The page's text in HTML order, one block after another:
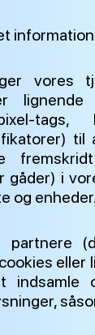
vores
lignende
tags,
til
gåder) i
og enheder.
eller
indsamle